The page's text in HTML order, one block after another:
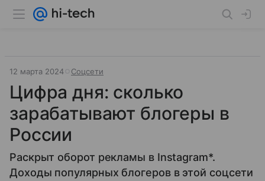
12 марта 2024 Соцсети
Цифра дня: сколько
зарабатывают блогеры в
России
Раскрыт оборот рекламы в Instagram*.
Доходы популярных блогеров в этой соцсети